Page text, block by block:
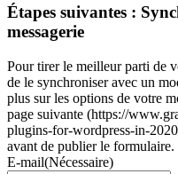
Étapes suivantes :
messagerie
Pour tirer le meilleur parti de
de le synchroniser avec un
plus sur les options de votre
page suivante (https://
plugins-for-wordpress-in-
avant de publier le formulaire.
E-mail(Nécessaire)